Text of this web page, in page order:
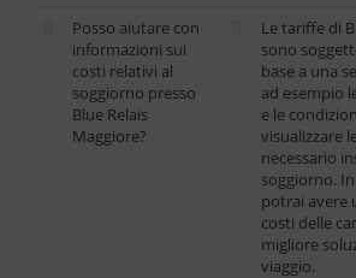
Posso aiutare con
informazioni sui
costi relativi al
soggiorno presso
Blue Relais
Maggiore?
Le tariffe di
sono
base a una
ad esempio
e le
visualizzare
necessario
soggiorno.
potrai avere
costi delle
migliore
viaggio.